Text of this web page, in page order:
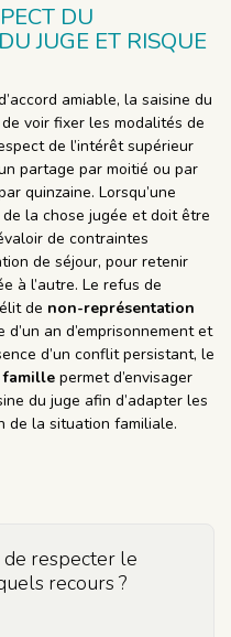
DU
JUGE ET RISQUE
amiable, la saisine du
voir fixer les modalités de
de l’intérêt supérieur
partage par moitié ou par
quinzaine. Lorsqu’une
la chose jugée et doit être
de contraintes
de séjour, pour retenir
à l’autre. Le refus de
de non-représentation
an d’emprisonnement et
d’un conflit persistant, le
permet d’envisager
du juge afin d’adapter les
de la situation familiale.
respecter le
recours ?